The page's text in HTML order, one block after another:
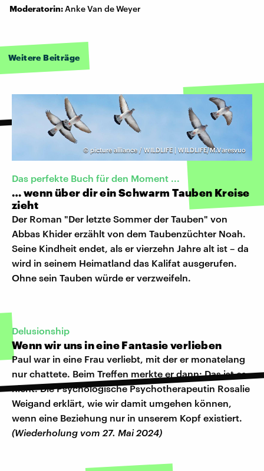
Moderatorin:Anke Van de Weyer
Weitere Beiträge
© picture alliance / WILDLIFE | WILDLIFE/M.Varesvuo
Das perfekte Buch für den Moment ...
… wenn über dir ein Schwarm Tauben Kreise
zieht
Der Roman "Der letzte Sommer der Tauben" von
Abbas Khider erzählt von dem Taubenzüchter Noah.
Seine Kindheit endet, als er vierzehn Jahre alt ist – da
wird in seinem Heimatland das Kalifat ausgerufen.
Ohne sein Tauben würde er verzweifeln.
Delusionship
Wenn wir uns in eine Fantasie verlieben
Paul war in eine Frau verliebt, mit der er monatelang
nur chattete. Beim Treffen merkte er dann: Das ist es
nicht. Die Psychologische Psychotherapeutin Rosalie
Weigand erklärt, wie wir damit umgehen können,
wenn eine Beziehung nur in unserem Kopf existiert.
(Wiederholung vom 27. Mai 2024)